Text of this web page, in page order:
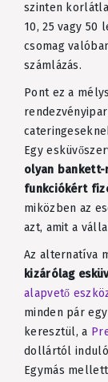
szinten
10, 25 vagy 50
csomag
számlázás.
Pont ez a
Egy
olyan bankett-
funkciókért
miközben az
azt, amit a
Az alternatíva
kizárólag
alapvető
minden pár
keresztül, a
dollártól induló
Egymás